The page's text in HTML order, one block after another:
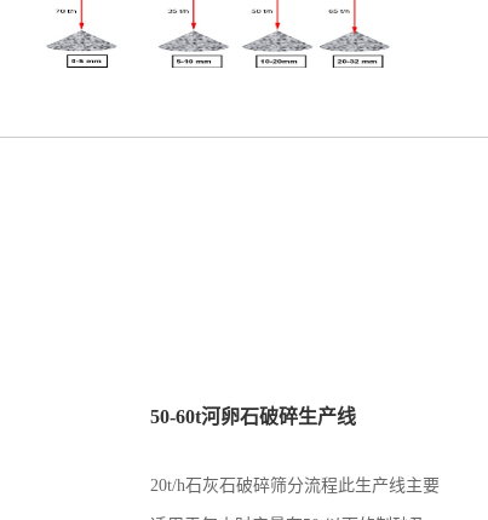
50-60t河卵石破碎生产线
20t/h石灰石破碎筛分流程此生产线主要